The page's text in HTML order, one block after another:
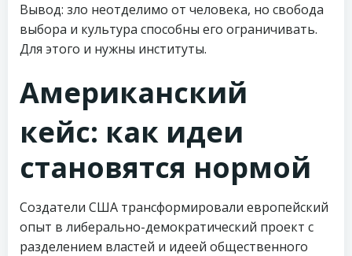
Вывод: зло неотделимо от человека, но свобода
выбора и культура способны его ограничивать.
Для этого и нужны институты.
Американский
кейс: как идеи
становятся нормой
Создатели США трансформировали европейский
опыт в либерально-демократический проект с
разделением властей и идеей общественного